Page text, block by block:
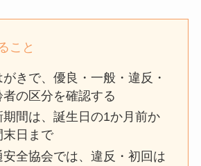
こと
きで、優良・一般・違反・
の区分を確認する
間は、誕生日の1か月前か
末日まで
全協会では、違反・初回は